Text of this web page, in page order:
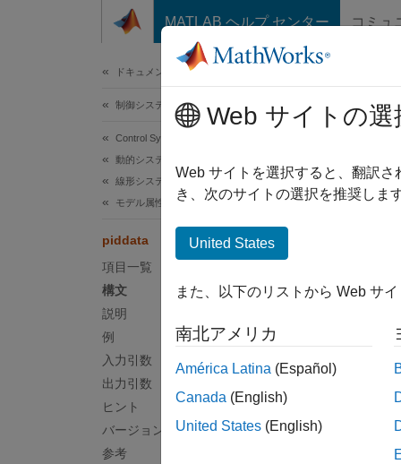
コンテンツへスキップ
MATLAB ヘルプ センター コミュ
ドキュメンテーションのホーム
制御システム
Control System Toolbox
動的システム モデル
線形システムの表現
モデル属性
piddata
項目一覧
構文
説明
例
入力引数
出力引数
ヒント
バージョン履歴
参考
並列形
説明
,
ーの
Web サイトの選
Web サイトを選択すると、翻訳
き、次のサイトの選択を推奨しま
United States
また、以下のリストから Web サ
南北アメリカ
América Latina (Español)
Canada (English)
United States (English)